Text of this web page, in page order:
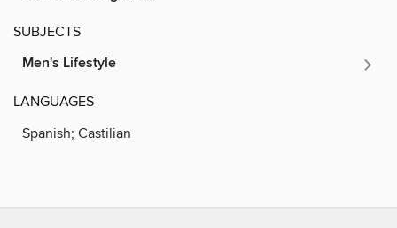
SUBJECTS
Men's Lifestyle
LANGUAGES
Spanish; Castilian